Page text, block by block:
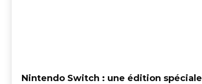
Nintendo Switch : une édition spéciale